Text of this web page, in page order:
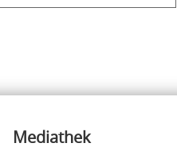
Mediathek